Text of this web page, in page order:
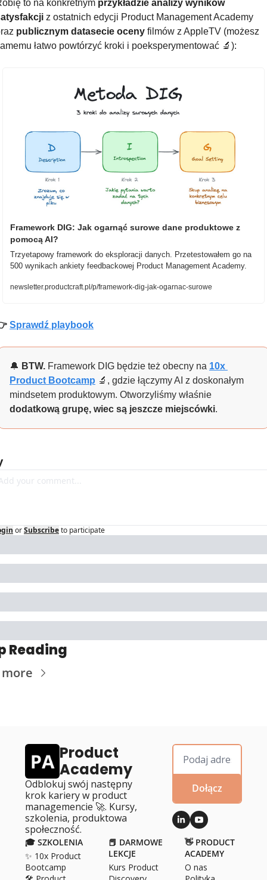
to na konkretnym przykładzie analizy wyników
z ostatnich edycji Product Management Academy
publicznym datasecie oceny filmów z AppleTV (możesz
łatwo powtórzyć kroki i poeksperymentować 🔬 ):
Framework DIG: Jak ogarnąć surowe dane produktowe z
pomocą AI?
Trzyetapowy framework do eksploracji danych. Przetestowałem go na
500 wynikach ankiety feedbackowej Product Management Academy.
newsletter.productcraft.pl/p/framework-dig-jak-ogarnac-surowe
Sprawdź playbook
🔔 BTW. Framework DIG będzie też obecny na 10x
Product Bootcamp 🔬 , gdzie łączymy AI z doskonałym
dodatkową grupę, wiec są jeszcze miejscówki.
orSubscribeto participate
Reading
Product
Academy
Odblokuj swój następny
krok kariery w product
managemencie 🚀. Kursy,
szkolenia, produktowa
społeczność.
Dołącz
🎓 SZKOLENIA
✨ 10x Product
Bootcamp
📕 DARMOWE
LEKCJE
Kurs Product
👋 PRODUCT
ACADEMY
O nas